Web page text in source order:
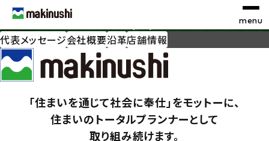
代表メッセージ会社概要沿革店舗情報
「住まいを通じて社会に奉仕」をモットーに、
住まいのトータルプランナーとして
取り組み続けます。
STEP 1 お探しの種別を選択
STEP 2 検索条件を選択